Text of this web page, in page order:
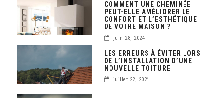
COMMENT UNE CHEMINÉE
PEUT-ELLE AMÉLIORER LE
CONFORT ET L’ESTHÉTIQUE
DE VOTRE MAISON ?
juin 28, 2024
LES ERREURS À ÉVITER LORS
DE L’INSTALLATION D’UNE
NOUVELLE TOITURE
juillet 22, 2024